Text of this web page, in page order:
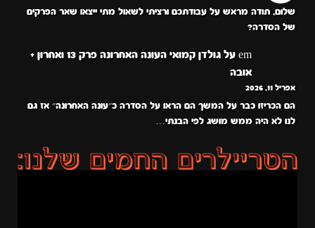
שלום, תודה מראש על עבודתכם ורציתי לשאול מתי ייצאו שאר הפרקים
של הסדרה?
em על
גולדן קמואי העונה האחרונה פרק 13 ואחרון +
אובה
אפריל 11, 2026
הם הכריזו כבר על המשך הם הראו על הסדרה כ״עונה האחרונה״ אז גם
לנו לא היה ממש מושג לפי הבנתי…